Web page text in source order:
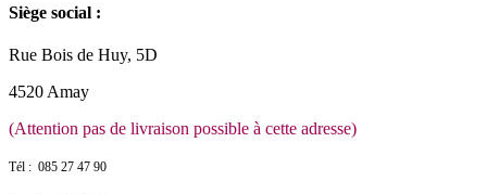
Siège social :
Rue Bois de Huy, 5D
4520 Amay
(Attention pas de livraison possible à cette adresse)
Tél : 085 27 47 90